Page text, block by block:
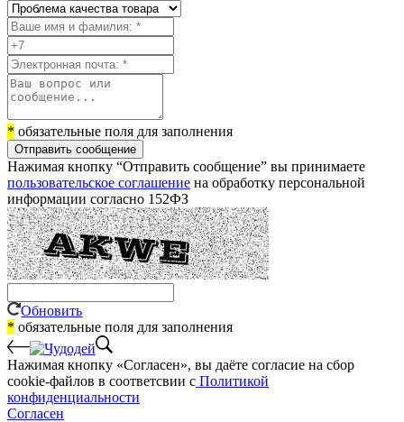
* обязательные поля для заполнения
Отправить сообщение
Нажимая кнопку “Отправить сообщение” вы принимаете
пользовательское соглашение на обработку персональной
информации согласно 152ФЗ
Обновить
* обязательные поля для заполнения
Нажимая кнопку «Согласен», вы даёте cогласие на сбор
cookie-файлов в соответсвии с Политикой
конфиденциальности
Согласен